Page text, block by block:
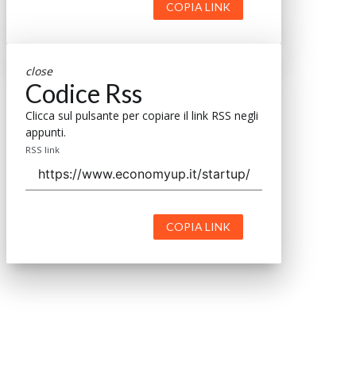
COPIA LINK
close
Codice Rss
Clicca sul pulsante per copiare il link RSS negli
appunti.
RSS link
COPIA LINK